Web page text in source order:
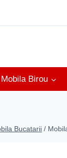
Mobila Birou
Bucatarii /